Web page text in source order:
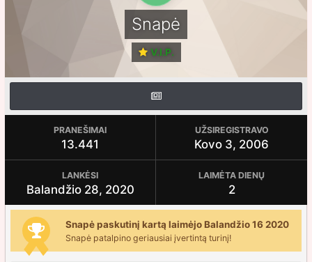
Snapė
V.I.P.
PRANEŠIMAI
13.441
UŽSIREGISTRAVO
Kovo 3, 2006
LANKĖSI
Balandžio 28, 2020
LAIMĖTA DIENŲ
2
Snapė paskutinį kartą laimėjo Balandžio 16 2020
Snapė patalpino geriausiai įvertintą turinį!